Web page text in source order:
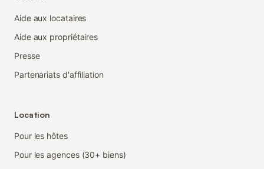
Aide aux locataires
Aide aux propriétaires
Presse
Partenariats d'affiliation
Location
Pour les hôtes
Pour les agences (30+ biens)